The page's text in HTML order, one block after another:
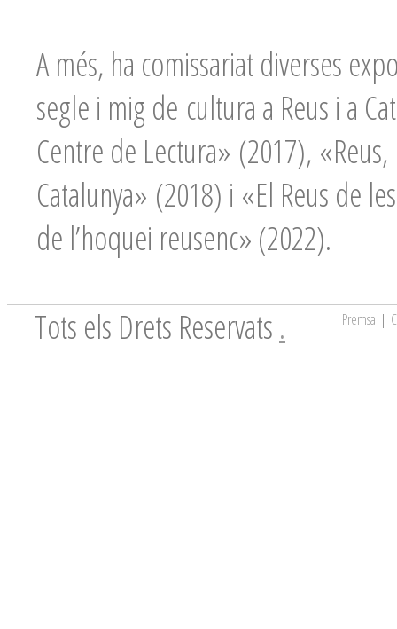
A més, ha comissariat diverses
segle i mig de cultura a Reus i a
Centre de Lectura» (2017),
Catalunya» (2018) i «El Reus de
de l’hoquei reusenc» (2022).
Tots els Drets Reservats . Premsa |